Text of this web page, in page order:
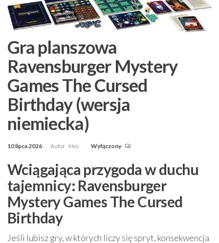
Gra planszowa
Ravensburger Mystery
Games The Cursed
Birthday (wersja
niemiecka)
10 lipca 2026 Autor kleo Wyłączony
Wciągająca przygoda w duchu
tajemnicy: Ravensburger
Mystery Games The Cursed
Birthday
Jeśli lubisz gry, w których liczy się spryt, konsekwencja